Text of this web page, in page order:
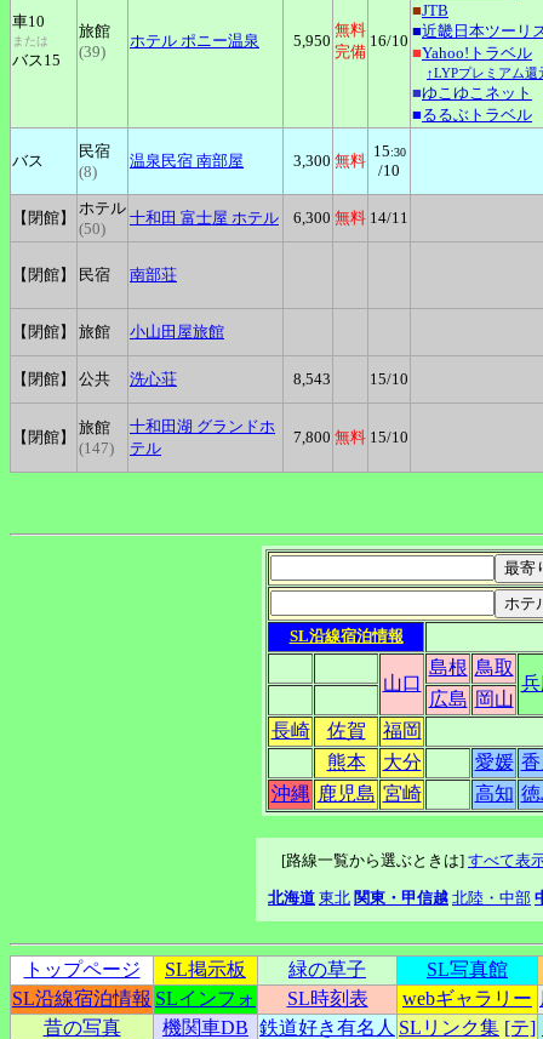
車10
または
バス15
旅館
(39)
ホテル ポニー温泉 5,950
無料
完備
16/10
■JTB
■近畿日本ツーリ
■Yahoo!トラベル
↑LYPプレミアム還
■ゆこゆこネット
■るるぶトラベル
バス
民宿
(8)
温泉民宿 南部屋 3,300 無料
15:30
/10
【閉館】
ホテル
(50)
十和田 富士屋 ホテル 6,300 無料 14/11
【閉館】 民宿 南部荘
【閉館】 旅館 小山田屋旅館
【閉館】 公共 洗心荘 8,543 15/10
【閉館】
旅館
(147)
十和田湖 グランドホ
テル
7,800 無料 15/10
SL沿線宿泊情報
山口
島根 鳥取
広島 岡山
長崎
佐賀
福岡
熊本
大分 愛媛
沖縄 鹿児島 宮崎 高知
[路線一覧から選ぶときは] すべて表
北海道 東北 関東・甲信越 北陸・中部
トップページ SL掲示板 緑の草子
SL写真館
SL沿線宿泊情報 SLインフォ SL時刻表 webギャラリー
昔の写真
機関車DB 鉄道好き有名人 SLリンク集 [テ]